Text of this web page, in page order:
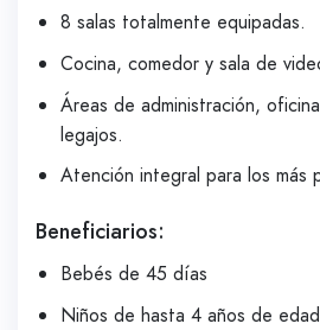
8 salas totalmente equipadas.
Cocina, comedor y sala de
Áreas de administración,
legajos.
Atención integral para los más
Beneficiarios:
Bebés de 45 días
Niños de hasta 4 años de